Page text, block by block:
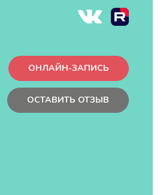
ОНЛАЙН-ЗАПИСЬ
ОСТАВИТЬ ОТЗЫВ